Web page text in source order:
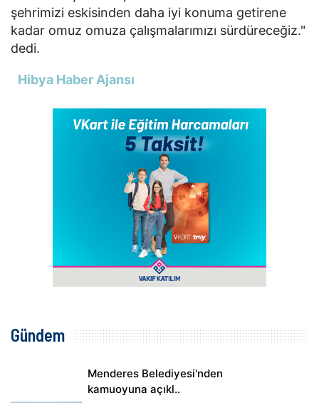
şehrimizi eskisinden daha iyi konuma getirene
kadar omuz omuza çalışmalarımızı sürdüreceğiz."
dedi.
Hibya Haber Ajansı
Gündem
Menderes Belediyesi'nden
kamuoyuna açıkl..